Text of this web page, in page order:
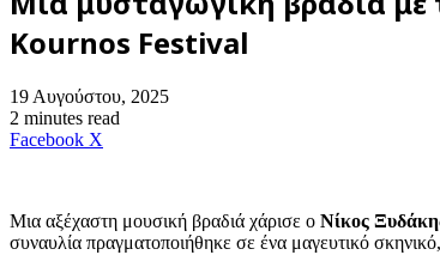
Kournos Festival
19 Αυγούστου, 2025
2 minutes read
Facebook X
Μια αξέχαστη μουσική βραδιά χάρισε ο Νίκος
συναυλία πραγματοποιήθηκε σε ένα μαγευτικό